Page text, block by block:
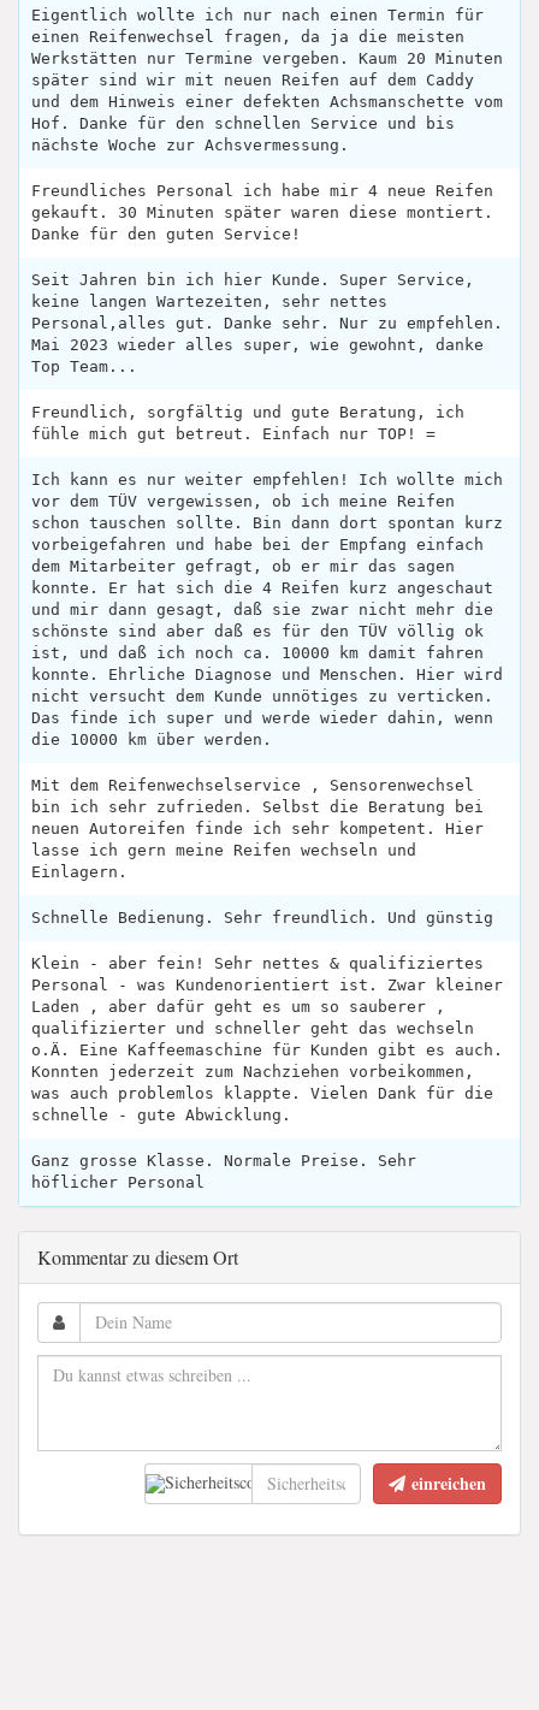
Eigentlich wollte ich nur nach einen Termin für
einen Reifenwechsel fragen, da ja die meisten
Werkstätten nur Termine vergeben. Kaum 20 Minuten
später sind wir mit neuen Reifen auf dem Caddy
und dem Hinweis einer defekten Achsmanschette vom
Hof. Danke für den schnellen Service und bis
nächste Woche zur Achsvermessung.
Freundliches Personal ich habe mir 4 neue Reifen
gekauft. 30 Minuten später waren diese montiert.
Danke für den guten Service!
Seit Jahren bin ich hier Kunde. Super Service,
keine langen Wartezeiten, sehr nettes
Personal,alles gut. Danke sehr. Nur zu empfehlen.
Mai 2023 wieder alles super, wie gewohnt, danke
Top Team...
Freundlich, sorgfältig und gute Beratung, ich
fühle mich gut betreut. Einfach nur TOP! =
Ich kann es nur weiter empfehlen! Ich wollte mich
vor dem TÜV vergewissen, ob ich meine Reifen
schon tauschen sollte. Bin dann dort spontan kurz
vorbeigefahren und habe bei der Empfang einfach
dem Mitarbeiter gefragt, ob er mir das sagen
konnte. Er hat sich die 4 Reifen kurz angeschaut
und mir dann gesagt, daß sie zwar nicht mehr die
schönste sind aber daß es für den TÜV völlig ok
ist, und daß ich noch ca. 10000 km damit fahren
konnte. Ehrliche Diagnose und Menschen. Hier wird
nicht versucht dem Kunde unnötiges zu verticken.
Das finde ich super und werde wieder dahin, wenn
die 10000 km über werden.
Mit dem Reifenwechselservice , Sensorenwechsel
bin ich sehr zufrieden. Selbst die Beratung bei
neuen Autoreifen finde ich sehr kompetent. Hier
lasse ich gern meine Reifen wechseln und
Einlagern.
Schnelle Bedienung. Sehr freundlich. Und günstig
Klein - aber fein! Sehr nettes & qualifiziertes
Personal - was Kundenorientiert ist. Zwar kleiner
Laden , aber dafür geht es um so sauberer ,
qualifizierter und schneller geht das wechseln
o.Ä. Eine Kaffeemaschine für Kunden gibt es auch.
Konnten jederzeit zum Nachziehen vorbeikommen,
was auch problemlos klappte. Vielen Dank für die
schnelle - gute Abwicklung.
Ganz grosse Klasse. Normale Preise. Sehr
höflicher Personal
Kommentar zu diesem Ort
einreichen